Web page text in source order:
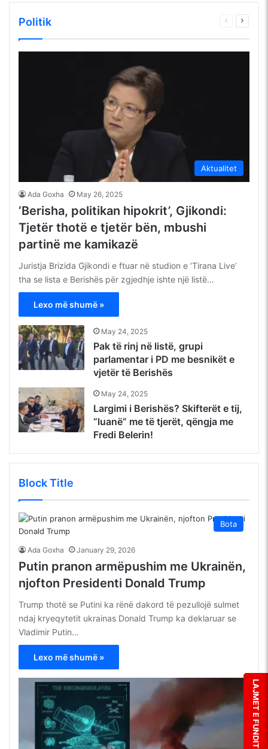
Politik
Faqja
Aktualitet
Ada Goxha May 26, 2025
‘Berisha, politikan hipokrit’, Gjikondi:
Tjetër thotë e tjetër bën, mbushi
partinë me kamikazë
Juristja Brizida Gjikondi e ftuar në studion e ‘Tirana Live’
tha se lista e Berishës për zgjedhje ishte një listë…
Lexo më shumë »
May 24, 2025
Pak të rinj në listë, grupi
parlamentar i PD me besnikët e
vjetër të Berishës
May 24, 2025
Largimi i Berishës? Skifterët e tij,
“luanë” me të tjerët, qëngja me
Fredi Belerin!
Block Title
Bota
Ada Goxha January 29, 2026
Putin pranon armëpushim me Ukrainën,
njofton Presidenti Donald Trump
Trump thotë se Putini ka rënë dakord të pezullojë sulmet
ndaj kryeqytetit ukrainas Donald Trump ka deklaruar se
Vladimir Putin…
Lexo më shumë »
LAJMET E FUNDIT